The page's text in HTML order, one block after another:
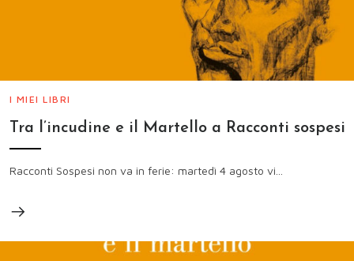
I MIEI LIBRI
Tra l’incudine e il Martello a Racconti sospesi
Racconti Sospesi non va in ferie: martedì 4 agosto vi...